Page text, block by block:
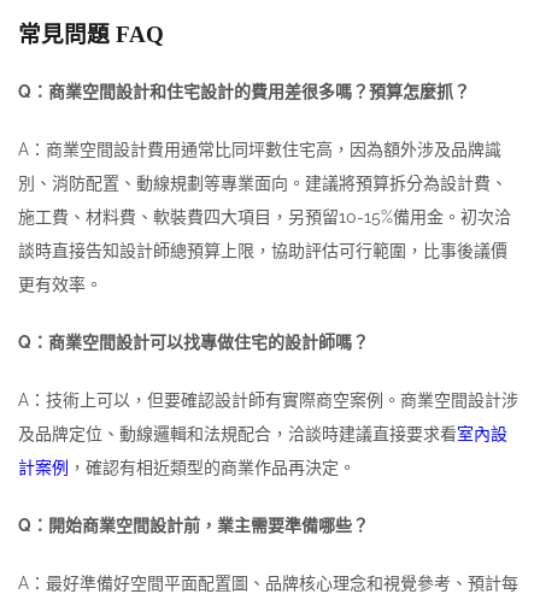
常見問題 FAQ
Q：商業空間設計和住宅設計的費用差很多嗎？預算怎麼抓？
A：商業空間設計費用通常比同坪數住宅高，因為額外涉及品牌識
別、消防配置、動線規劃等專業面向。建議將預算拆分為設計費、
施工費、材料費、軟裝費四大項目，另預留10-15%備用金。初次洽
談時直接告知設計師總預算上限，協助評估可行範圍，比事後議價
更有效率。
Q：商業空間設計可以找專做住宅的設計師嗎？
A：技術上可以，但要確認設計師有實際商空案例。商業空間設計涉
及品牌定位、動線邏輯和法規配合，洽談時建議直接要求看室內設
計案例 ，確認有相近類型的商業作品再決定。
Q：開始商業空間設計前，業主需要準備哪些？
A：最好準備好空間平面配置圖、品牌核心理念和視覺參考、預計每